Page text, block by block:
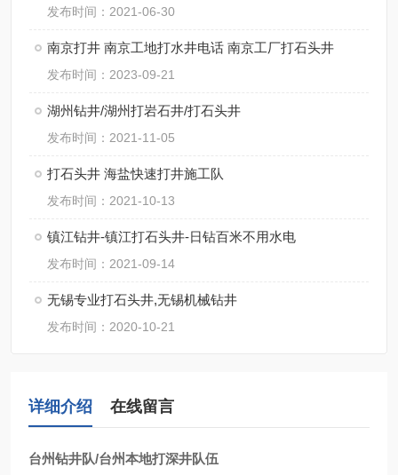
发布时间：2021-06-30
南京打井 南京工地打水井电话 南京工厂打石头井
发布时间：2023-09-21
湖州钻井/湖州打岩石井/打石头井
发布时间：2021-11-05
打石头井 海盐快速打井施工队
发布时间：2021-10-13
镇江钻井-镇江打石头井-日钻百米不用水电
发布时间：2021-09-14
无锡专业打石头井,无锡机械钻井
发布时间：2020-10-21
详细介绍 在线留言
台州钻井队/台州本地打深井队伍